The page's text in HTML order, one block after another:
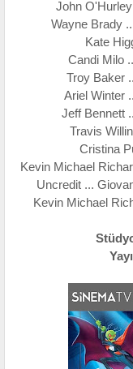
John
Wayne Brady
Kate
Candi Milo
Troy Baker
Ariel Winter
Jeff Bennett
Travis
Cristina
Kevin Michael
Uncredit ...
Kevin Michael